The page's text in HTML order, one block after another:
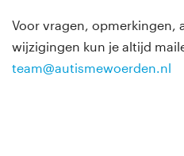
Voor vragen, opmerkingen,
wijzigingen kun je altijd
team@autismewoerden.nl